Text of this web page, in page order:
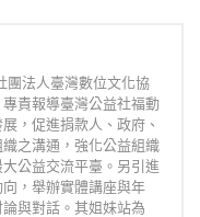
團法人臺灣數位文化協
責報導臺灣公益社福動
，促進捐款人、政府、
之溝通，強化公益組織
公益交流平臺。另引進
，舉辦實體講座與年
與對話。其姐妹站為